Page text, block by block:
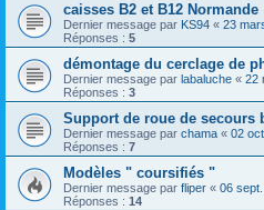
caisses B2 et B12 Normande
Dernier message par KS94 « 23
Réponses : 5
démontage du cerclage de
Dernier message par labaluche « 22
Réponses : 3
Support de roue de secours
Dernier message par chama « 02
Réponses : 7
Modèles " coursifiés "
Dernier message par fliper « 06
Réponses : 14